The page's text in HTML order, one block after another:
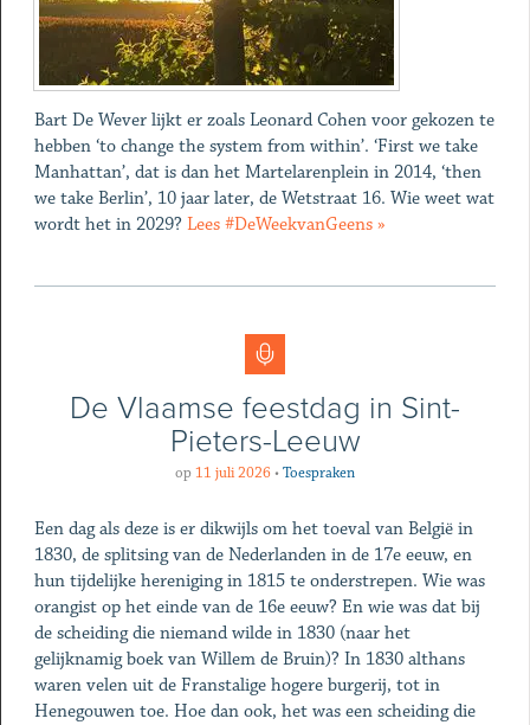
Bart De Wever lijkt er zoals Leonard Cohen voor gekozen te
hebben ‘to change the system from within’. ‘First we take
Manhattan’, dat is dan het Martelarenplein in 2014, ‘then
we take Berlin’, 10 jaar later, de Wetstraat 16. Wie weet wat
wordt het in 2029? Lees #DeWeekvanGeens »
De Vlaamse feestdag in Sint-
Pieters-Leeuw
op11 juli 2026•Toespraken
Een dag als deze is er dikwijls om het toeval van België in
1830, de splitsing van de Nederlanden in de 17e eeuw, en
hun tijdelijke hereniging in 1815 te onderstrepen. Wie was
orangist op het einde van de 16e eeuw? En wie was dat bij
de scheiding die niemand wilde in 1830 (naar het
gelijknamig boek van Willem de Bruin)? In 1830 althans
waren velen uit de Franstalige hogere burgerij, tot in
Henegouwen toe. Hoe dan ook, het was een scheiding die